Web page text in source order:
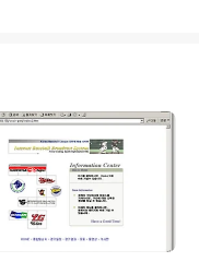
집안에서나 가지고 있
고 고치고, 가르쳐..